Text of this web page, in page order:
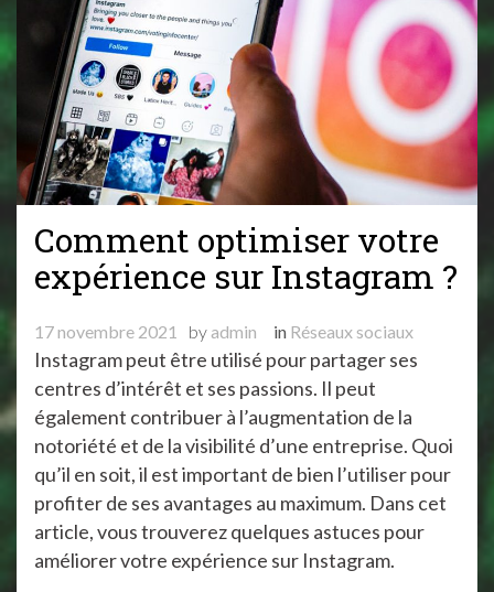
Comment optimiser votre
expérience sur Instagram ?
17 novembre 2021 by admin in Réseaux sociaux
Instagram peut être utilisé pour partager ses
centres d’intérêt et ses passions. Il peut
également contribuer à l’augmentation de la
notoriété et de la visibilité d’une entreprise. Quoi
qu’il en soit, il est important de bien l’utiliser pour
profiter de ses avantages au maximum. Dans cet
article, vous trouverez quelques astuces pour
améliorer votre expérience sur Instagram.